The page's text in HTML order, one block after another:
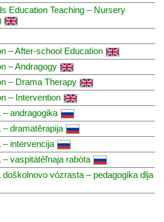
Education Teaching – Nursery
– After-school Education
– Andragogy
– Drama Therapy
– Intervention
– andragogika
– dramatěrapija
– intervencija
vaspitátěľnaja rabóta
vózrasta – pedagogika dlja